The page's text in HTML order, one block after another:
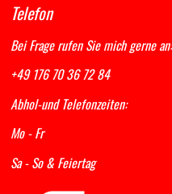
Telefon
Bei Frage rufen Sie mich gerne an:
+49 176 70 36 72 84
Abhol-und Telefonzeiten:
Mo - Fr 13:00
Sa - So & Feiertag nur